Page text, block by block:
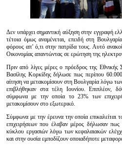
Δεν υπάρχει σημαντική αύξηση στην εγγραφή
τέτοια όμως αναμένεται, επειδή στη
φόρους απ’ ό,τι στην πατρίδα τους. Αυτό
Οικονομίας απαντώντας σε ερώτηση της
Πριν από λίγες μέρες ο πρόεδρος της Εθνικής
Βασίλης Κορκίδης δήλωσε πως περίπου 60.000
αίτηση να μετακομίσουν στη Βουλγαρία λόγω
επιβλήθηκαν στα τέλη Ιουνίου. Επιπλέον,
σύμφωνα με την οποία το 23% των
μετακομίσουν στο εξωτερικό.
Σύμφωνα με την έρευνα την οποία
επιχειρήσεων που έλαβαν μέρος δήλωσαν
κύκλου εργασιών λόγω των κεφαλαιακών
και στην ουσία εμποδίζουν οποιαδήποτε